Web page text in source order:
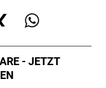
- JETZT